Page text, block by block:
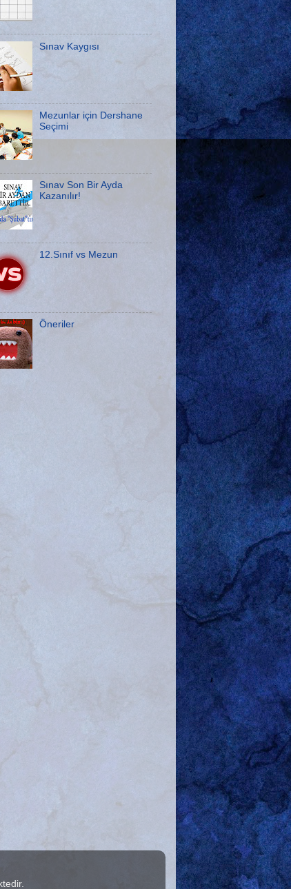
Sınav Kaygısı
Mezunlar için Dershane
Seçimi
Sınav Son Bir Ayda
Kazanılır!
12.Sınıf vs Mezun
Öneriler